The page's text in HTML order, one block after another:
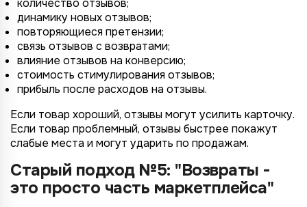
количество отзывов;
динамику новых отзывов;
повторяющиеся претензии;
связь отзывов с возвратами;
влияние отзывов на конверсию;
стоимость стимулирования отзывов;
прибыль после расходов на отзывы.
Если товар хороший, отзывы могут усилить карточку.
Если товар проблемный, отзывы быстрее покажут
слабые места и могут ударить по продажам.
Старый подход №5: "Возвраты -
это просто часть маркетплейса"
Отправить заявку
Назад
Назад
Назад
Назад Передать анкету